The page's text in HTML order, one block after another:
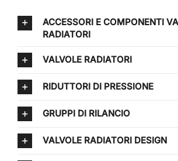
ACCESSORI E COMPONENTI
RADIATORI
VALVOLE RADIATORI
RIDUTTORI DI PRESSIONE
GRUPPI DI RILANCIO
VALVOLE RADIATORI DESIGN